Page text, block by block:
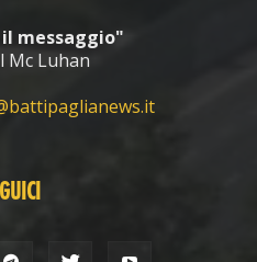
messaggio"
Mc Luhan